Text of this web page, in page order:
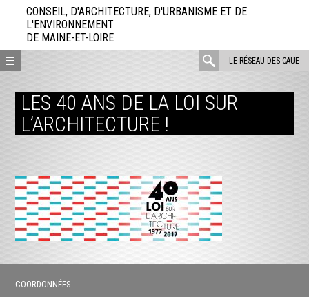
directement
contenu
CONSEIL, D'ARCHITECTURE, D'URBANISME ET DE
L'ENVIRONNEMENT
DE MAINE-ET-LOIRE
LE RÉSEAU DES CAUE
rechercher
LES 40 ANS DE LA LOI SUR
L’ARCHITECTURE !
COORDONNÉES